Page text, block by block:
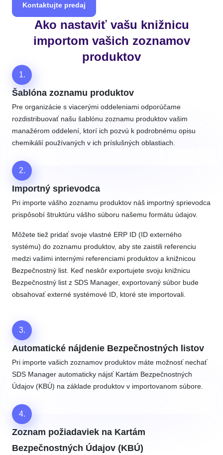
Kontaktujte predaj
Ako nastaviť vašu knižnicu
importom vašich zoznamov
produktov
1.
Šablóna zoznamu produktov
Pre organizácie s viacerými oddeleniami odporúčame
rozdistribuovať našu šablónu zoznamu produktov vašim
manažérom oddelení, ktorí ich pozvú k podrobnému opisu
chemikálií používaných v ich príslušných oblastiach.
2.
Importný sprievodca
Pri importe vášho zoznamu produktov náš importný sprievodca
prispôsobí štruktúru vášho súboru našemu formátu údajov.
Môžete tiež pridať svoje vlastné ERP ID (ID externého
systému) do zoznamu produktov, aby ste zaistili referenciu
medzi vašimi internými referenciami produktov a knižnicou
Bezpečnostný list. Keď neskôr exportujete svoju knižnicu
Bezpečnostný list z SDS Manager, exportovaný súbor bude
obsahovať externé systémové ID, ktoré ste importovali.
3.
Automatické nájdenie Bezpečnostných listov
Pri importe vašich zoznamov produktov máte možnosť nechať
SDS Manager automaticky nájsť Kartám Bezpečnostných
Údajov (KBÚ) na základe produktov v importovanom súbore.
4.
Zoznam požiadaviek na Kartám
Bezpečnostných Údajov (KBÚ)